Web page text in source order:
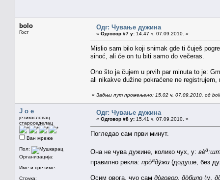
bolo
Гост
Одг: Чување дужина
« Одговор #7 у: 14.47 ч. 07.09.2010. »
Mislio sam bilo koji snimak gde ti čuješ
sinoć, ali će on tu biti samo do večeras.
Ono što ja čujem u prvih par minuta to je:
ali nikakve dužine pokraćene ne registrujem,
« Задњи пут промењено: 15.02 ч. 07.09.2010. од
J o e
језикословац
староседелац
Ван мреже
Пол:
Организација:
Име и презиме:
Струка:
Одг: Чување дужина
« Одговор #8 у: 15.41 ч. 07.09.2010. »
Погледао сам први минут.
Она не чува дужине, колико чух, у: вѐа
правилно рекла: про̀адӯжи (додуше, без
Осим овога, чуо сам до̀говор, до̀било (м.